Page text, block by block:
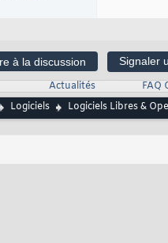
à la discussion
Signaler
Actualités
FAQ
Logiciels Logiciels Libres &